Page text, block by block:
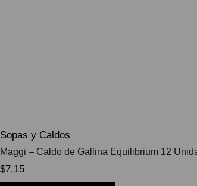
Sopas y Caldos
Maggi – Caldo de Gallina Equilibrium 12
$7.15